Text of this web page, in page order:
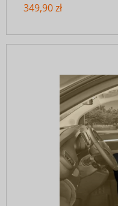
349,90 zł